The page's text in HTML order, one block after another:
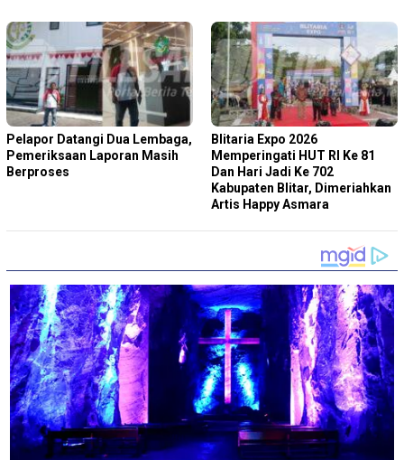
Pelapor Datangi Dua Lembaga,
Pemeriksaan Laporan Masih
Berproses
Blitaria Expo 2026
Memperingati HUT RI Ke 81
Dan Hari Jadi Ke 702
Kabupaten Blitar, Dimeriahkan
Artis Happy Asmara